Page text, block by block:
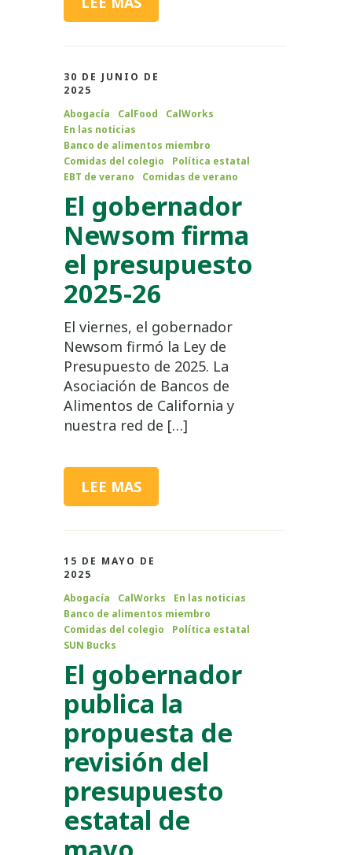
30 DE JUNIO DE
2025
Abogacía
CalFood
CalWorks
En las noticias
Banco de alimentos miembro
Comidas del colegio
Política estatal
EBT de verano
Comidas de verano
El gobernador
Newsom firma
el presupuesto
2025-26
El viernes, el gobernador
Newsom firmó la Ley de
Presupuesto de 2025. La
Asociación de Bancos de
Alimentos de California y
nuestra red de […]
LEE MAS
15 DE MAYO DE
2025
Abogacía
CalWorks
En las noticias
Banco de alimentos miembro
Comidas del colegio
Política estatal
SUN Bucks
El gobernador
publica la
propuesta de
revisión del
presupuesto
estatal de